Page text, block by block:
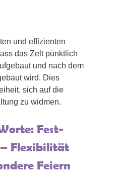
und effizienten
das Zelt pünktlich
und nach dem
wird. Dies
sich auf die
zu widmen.
Fest-
Flexibilität
Feiern